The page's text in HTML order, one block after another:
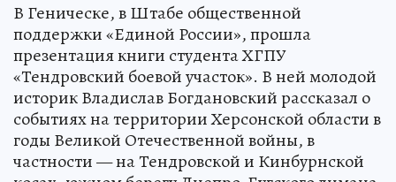
В Геническе, в Штабе общественной
поддержки «Единой России», прошла
презентация книги студента ХГПУ
«Тендровский боевой участок». В ней молодой
историк Владислав Богдановский рассказал о
событиях на территории Херсонской области в
годы Великой Отечественной войны, в
частности — на Тендровской и Кинбурнской